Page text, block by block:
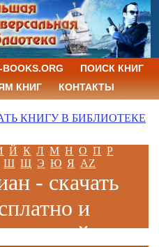
ПОИСК КНИГ
КНИГ
КОНТАКТЫ
КНИГУ В БИБЛИОТЕКЕ
Й К Л М Н О П Р
Ш Щ Э Ю Я AZ
- скачать
и
онлайн